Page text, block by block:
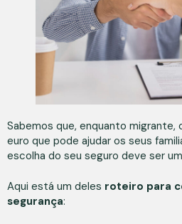
Sabemos que, enquanto migrante,
euro que pode ajudar os seus
escolha do seu seguro deve ser
Aqui está um deles roteiro para
segurança: